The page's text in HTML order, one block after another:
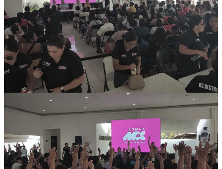
Los delegados designados para representar a la asamblea en la
Asamblea Nacional sonMaría Candelaria Raygoza Alcocer, José
Luis Novelo Vanegas, Rafael Alfredo Medina González y María
Eligia Pacheco Navarrete
. La asamblea contó con la presencia de
los integrantes de la Coordinación Nacional, Guadalupe Acosta
Naranjo y Carlos Navarrete Ruiz
, así como de la enlace regional,
Claudia Romero
, y el enlace estatal, Raymundo King de la Rosa,
éste último objeto de sorpresa entre la clase política chetumaleña por
su pasado político como presidente del PRI estatal, periodo en el que
fue duramente cuestionado.
Los nuevos integrantes de Somos MX expresaron su optimismo
sobre el éxito de futuros eventos, destacando la importancia de crear
contrapesos reales en la toma de decisiones políticas. La asamblea